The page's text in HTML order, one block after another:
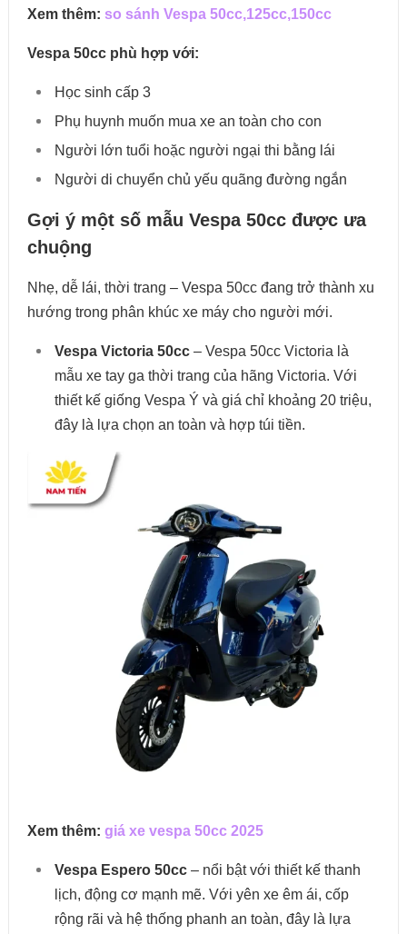
Xem thêm: so sánh Vespa 50cc,125cc,150cc
Vespa 50cc phù hợp với:
Học sinh cấp 3
Phụ huynh muốn mua xe an toàn cho con
Người lớn tuổi hoặc người ngại thi bằng lái
Người di chuyển chủ yếu quãng đường ngắn
Gợi ý một số mẫu Vespa 50cc được ưa
chuộng
Nhẹ, dễ lái, thời trang – Vespa 50cc đang trở thành xu
hướng trong phân khúc xe máy cho người mới.
Vespa Victoria 50cc– Vespa 50cc Victoria là
mẫu xe tay ga thời trang của hãng Victoria. Với
thiết kế giống Vespa Ý và giá chỉ khoảng 20 triệu,
đây là lựa chọn an toàn và hợp túi tiền.
Xem thêm: giá xe vespa 50cc 2025
Vespa Espero 50cc– nổi bật với thiết kế thanh
lịch, động cơ mạnh mẽ. Với yên xe êm ái, cốp
rộng rãi và hệ thống phanh an toàn, đây là lựa